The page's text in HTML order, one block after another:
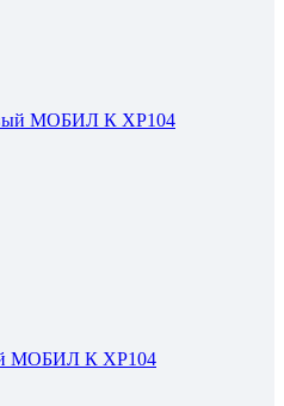
МОБИЛ К XP104